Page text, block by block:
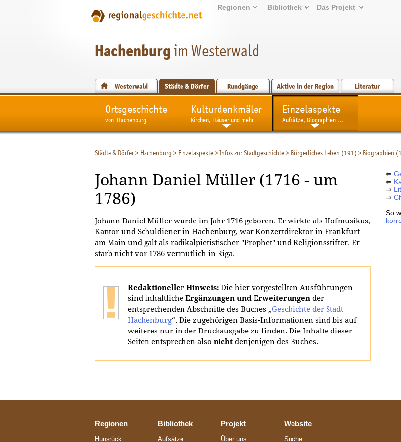
Regionen Bibliothek Das Projekt
Hachenburgim Westerwald
Westerwald Städte & Dörfer Rundgänge Aktive in der Region Literatur
Ortsgeschichte
von Hachenburg
Kulturdenkmäler
Kirchen, Häuser und mehr
Einzelaspekte
Aufsätze, Biographien ...
Städte & Dörfer> Hachenburg > Einzelaspekte>Infos zur Stadtgeschichte> Bürgerliches Leben (191) >Biographien
Johann Daniel Müller (1716 - um
1786)
Johann Daniel Müller wurde im Jahr 1716 geboren. Er wirkte als Hofmusikus,
Kantor und Schuldiener in Hachenburg, war Konzertdirektor in Frankfurt
am Main und galt als radikalpietistischer "Prophet" und Religionsstifter. Er
starb nicht vor 1786 vermutlich in Riga.
Redaktioneller Hinweis: Die hier vorgestellten Ausführungen
sind inhaltliche Ergänzungen und Erweiterungen der
entsprechenden Abschnitte des Buches „Geschichte der Stadt
Hachenburg“. Die zugehörigen Basis-Informationen sind bis auf
weiteres nur in der Druckausgabe zu finden. Die Inhalte dieser
Seiten entsprechen also nicht denjenigen des Buches.
⇐
⇐
⇒
⇒
So
Regionen
Hunsrück
Bibliothek
Aufsätze
Projekt
Über uns
Website
Suche